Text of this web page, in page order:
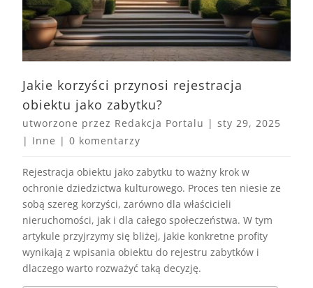
Jakie korzyści przynosi rejestracja
obiektu jako zabytku?
utworzone przez Redakcja Portalu |sty 29, 2025
| Inne |0 komentarzy
Rejestracja obiektu jako zabytku to ważny krok w
ochronie dziedzictwa kulturowego. Proces ten niesie ze
sobą szereg korzyści, zarówno dla właścicieli
nieruchomości, jak i dla całego społeczeństwa. W tym
artykule przyjrzymy się bliżej, jakie konkretne profity
wynikają z wpisania obiektu do rejestru zabytków i
dlaczego warto rozważyć taką decyzję.